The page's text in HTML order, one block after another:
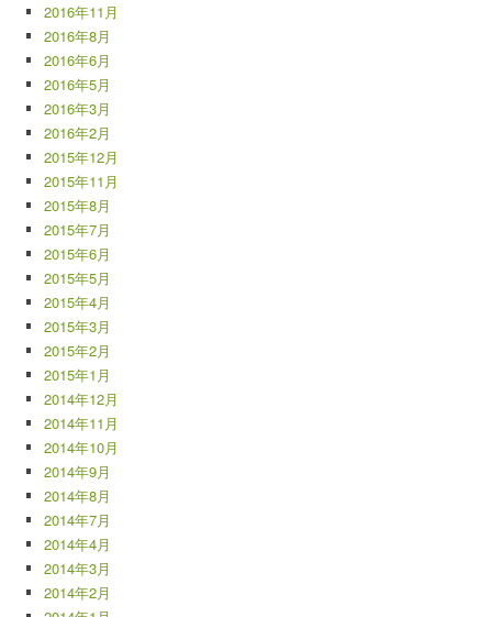
2016年11月
2016年8月
2016年6月
2016年5月
2016年3月
2016年2月
2015年12月
2015年11月
2015年8月
2015年7月
2015年6月
2015年5月
2015年4月
2015年3月
2015年2月
2015年1月
2014年12月
2014年11月
2014年10月
2014年9月
2014年8月
2014年7月
2014年4月
2014年3月
2014年2月